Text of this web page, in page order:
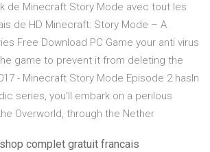
de Minecraft Story Mode avec tout les
de HD Minecraft: Story Mode – A
Free Download PC Game your anti virus
game to prevent it from deleting the
- Minecraft Story Mode Episode 2 hasIn
series, you'll embark on a perilous
Overworld, through the Nether
complet gratuit francais